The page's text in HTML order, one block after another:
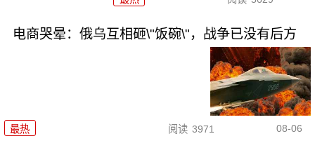
电商哭晕：俄乌互相砸\"饭碗\"，战争已没有后方
最热 阅读 3971 08-06